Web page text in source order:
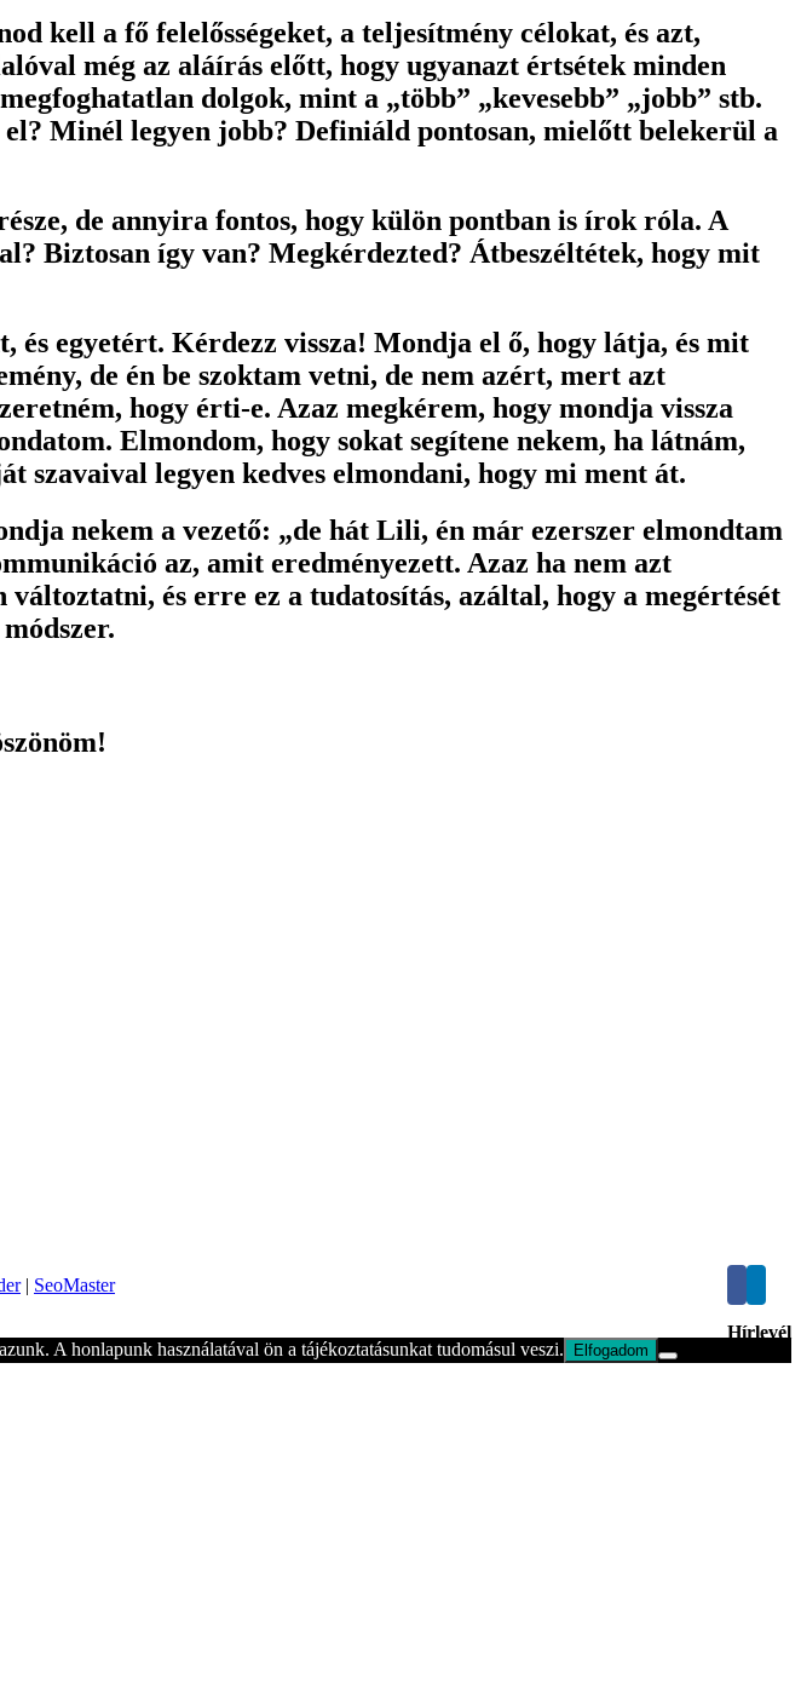
kell a fő felelősségeket, a teljesítmény célokat, és azt,
még az aláírás előtt, hogy ugyanazt értsétek minden
dolgok, mint a „több” „kevesebb” „jobb” stb.
Minél legyen jobb? Definiáld pontosan, mielőtt belekerül a
de annyira fontos, hogy külön pontban is írok róla. A
Biztosan így van? Megkérdezted? Átbeszéltétek, hogy mit
és egyetért. Kérdezz vissza! Mondja el ő, hogy látja, és mit
de én be szoktam vetni, de nem azért, mert azt
hogy érti-e. Azaz megkérem, hogy mondja vissza
Elmondom, hogy sokat segítene nekem, ha látnám,
szavaival legyen kedves elmondani, hogy mi ment át.
nekem a vezető: „de hát Lili, én már ezerszer elmondtam
az, amit eredményezett. Azaz ha nem azt
és erre ez a tudatosítás, azáltal, hogy a megértését
Hírlevél
| SeoMaster
A honlapunk használatával ön a tájékoztatásunkat tudomásul veszi.
Elfogadom